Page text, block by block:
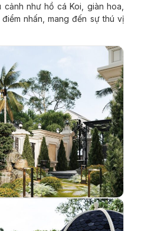
như hồ cá Koi, giàn hoa,
nhấn, mang đến sự thú vị